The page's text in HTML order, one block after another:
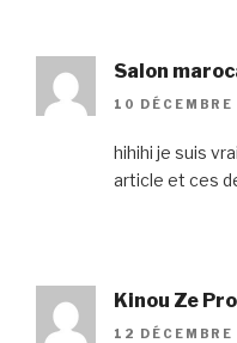
Salon
10
hihihi je suis
article et ces
Kinou Ze
12